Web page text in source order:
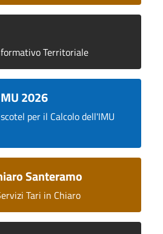
Territoriale
2026
per il Calcolo dell'IMU
Santeramo
Tari in Chiaro